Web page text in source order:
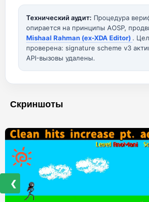
Технический аудит: Процедура
опирается на принципы AOSP,
Mishaal Rahman (ex-XDA Editor) .
проверена: signature scheme v3
API-вызовы удалены.
Скриншоты
❮